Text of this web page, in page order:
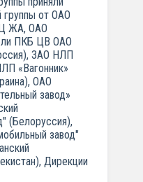
группы от ОАО
ЖА, ОАО
ПКБ ЦВ ОАО
ЗАО НЛП
«Вагонник»
ОАО
завод»
(Белоруссия),
завод"
Дирекции